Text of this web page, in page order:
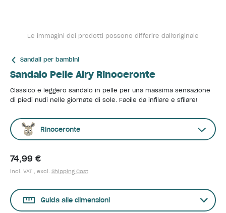
Le immagini dei prodotti possono differire dall'originale
Sandali per bambini
Sandalo Pelle Airy Rinoceronte
Classico e leggero sandalo in pelle per una massima sensazione
di piedi nudi nelle giornate di sole. Facile da infilare e sfilare!
Rinoceronte
74,99 €
incl. VAT , excl. Shipping Cost
Guida alle dimensioni